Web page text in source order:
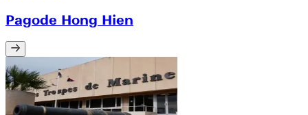
Pagode Hong Hien